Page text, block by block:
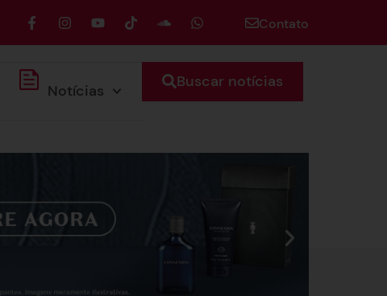
Contato
Notícias Buscar notícias